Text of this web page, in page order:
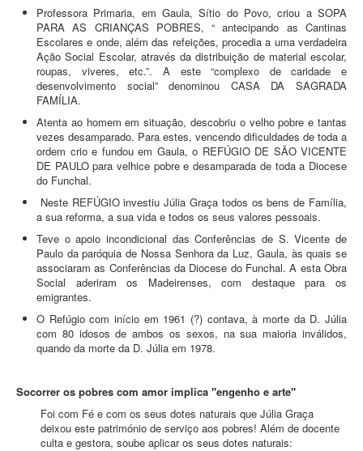
Professora Primaria, em Gaula, Sítio do Povo, criou a SOPA
PARA AS CRIANÇAS POBRES, “ antecipando as Cantinas
Escolares e onde, além das refeições, procedia a uma verdadeira
Ação Social Escolar, através da distribuição de material escolar,
roupas, viveres, etc.”. A este “complexo de caridade e
desenvolvimento social” denominou CASA DA SAGRADA
FAMÍLIA.
Atenta ao homem em situação, descobriu o velho pobre e tantas
vezes desamparado. Para estes, vencendo dificuldades de toda a
ordem crio e fundou em Gaula, o REFÚGIO DE SÃO VICENTE
DE PAULO para velhice pobre e desamparada de toda a Diocese
do Funchal.
Neste REFÚGIO investiu Júlia Graça todos os bens de Família,
a sua reforma, a sua vida e todos os seus valores pessoais.
Teve o apoio incondicional das Conferências de S. Vicente de
Paulo da paróquia de Nossa Senhora da Luz, Gaula, às quais se
associaram as Conferências da Diocese do Funchal. A esta Obra
Social aderiram os Madeirenses, com destaque para os
emigrantes.
O Refúgio com início em 1961 (?) contava, à morte da D. Júlia
com 80 idosos de ambos os sexos, na sua maioria inválidos,
quando da morte da D. Júlia em 1978.
Socorrer os pobres com amor implica "engenho e arte"
Foi com Fé e com os seus dotes naturais que Júlia Graça
deixou este património de serviço aos pobres! Além de docente
culta e gestora, soube aplicar os seus dotes naturais: